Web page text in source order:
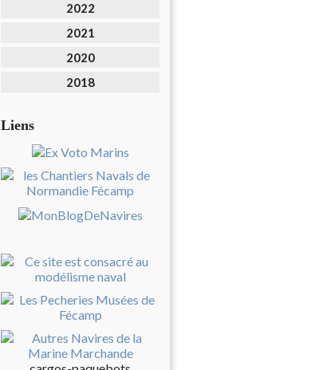
2022
2021
2020
2018
Liens